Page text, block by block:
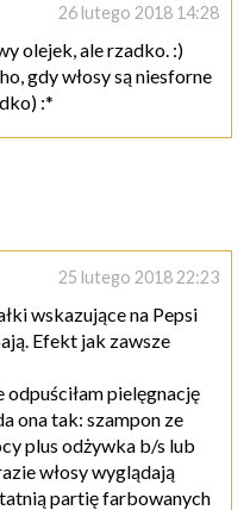
26 lutego 2018 14:28
olejek, ale rzadko. :)
gdy włosy są niesforne
:*
25 lutego 2018 22:23
wskazujące na Pepsi
Efekt jak zawsze
pielęgnację
ona tak: szampon ze
plus odżywka b/s lub
włosy wyglądają
partię farbowanych